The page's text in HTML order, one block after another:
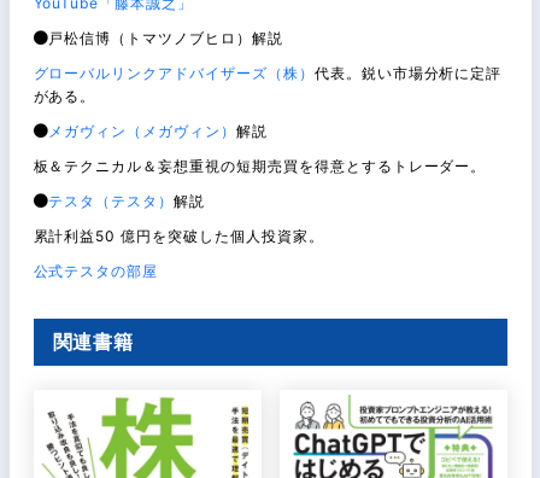
戸松信博（トマツノブヒロ）解説
グローバルリンクアドバイザーズ（株） 代表。鋭い市場分析に定評
がある。
メガヴィン（メガヴィン） 解説
板＆テクニカル＆妄想重視の短期売買を得意とするトレーダー。
テスタ（テスタ）解説
累計利益50 億円を突破した個人投資家。
公式テスタの部屋
関連書籍